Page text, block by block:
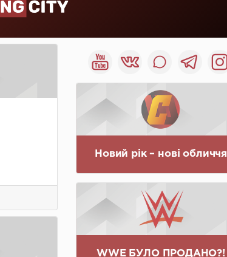
Новий рік – нові обличчя
WWE БУЛО ПРОДАНО?!